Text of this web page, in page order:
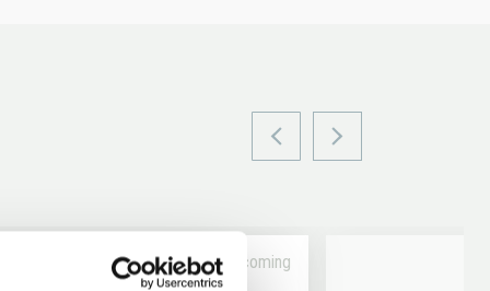
Upcoming